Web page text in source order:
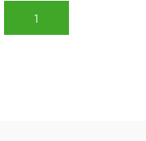
ΠΡΟΣΘΉΚΗ ΣΤΟ ΚΑΛΆΘΙ